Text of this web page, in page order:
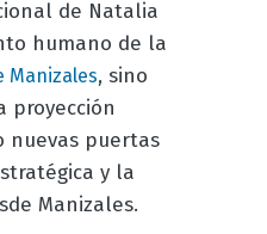
de Natalia
humano de la
Manizales, sino
proyección
nuevas puertas
y la
Manizales.